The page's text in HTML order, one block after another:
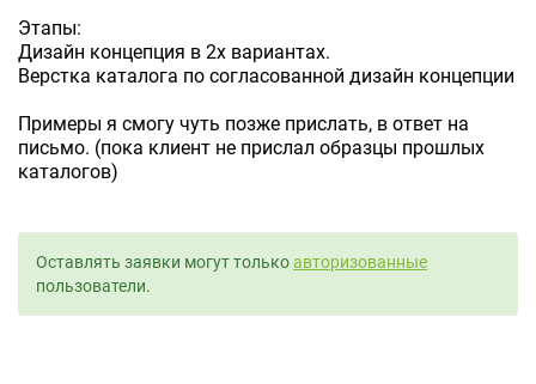
Этапы:
Дизайн концепция в 2х вариантах.
Верстка каталога по согласованной дизайн концепции
Примеры я смогу чуть позже прислать, в ответ на
письмо. (пока клиент не прислал образцы прошлых
каталогов)
Оставлять заявки могут толькоавторизованные
пользователи.